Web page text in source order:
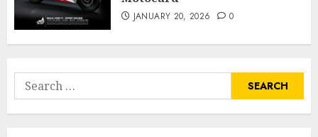
JANUARY 20, 2026 0
Search
for: